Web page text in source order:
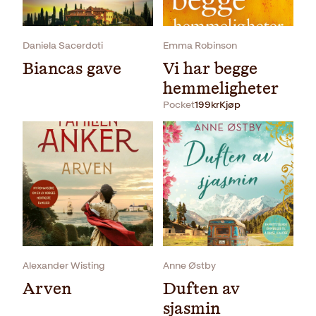
Daniela Sacerdoti
Biancas gave
Emma Robinson
Vi har begge
hemmeligheter
Pocket199krKjøp
Alexander Wisting
Arven
Anne Østby
Duften av
sjasmin